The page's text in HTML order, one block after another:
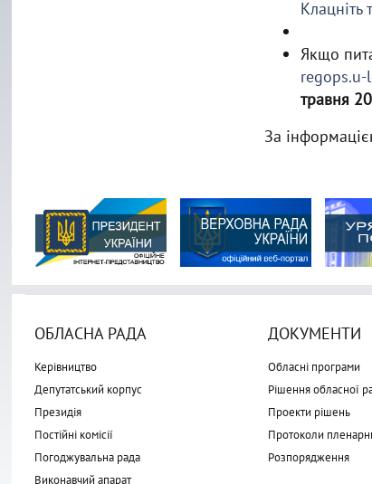
Якщо
травня
За
ОБЛАСНА РАДА
Керівництво
Депутатський корпус
Президія
Постійні комісії
Погоджувальна рада
Виконавчий апарат
ДОКУМЕНТИ
Обласні програми
Рішення обласної
Проекти рішень
Протоколи
Розпорядження